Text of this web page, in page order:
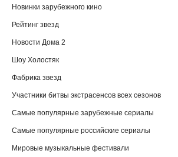
Новинки зарубежного кино
Рейтинг звезд
Новости Дома 2
Шоу Холостяк
Фабрика звезд
Участники битвы экстрасенсов всех сезонов
Самые популярные зарубежные сериалы
Самые популярные российские сериалы
Мировые музыкальные фестивали